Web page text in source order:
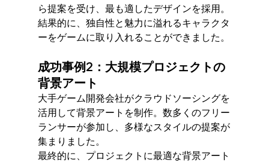
ら提案を受け、最も適したデザインを採用。
結果的に、独自性と魅力に溢れるキャラクタ
ーをゲームに取り入れることができました。
成功事例2：大規模プロジェクトの
背景アート
大手ゲーム開発会社がクラウドソーシングを
活用して背景アートを制作。数多くのフリー
ランサーが参加し、多様なスタイルの提案が
集まりました。
最終的に、プロジェクトに最適な背景アート